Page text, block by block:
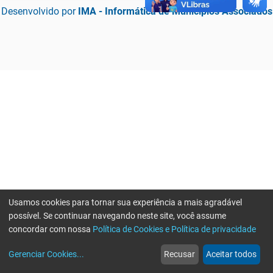
Desenvolvido por IMA - Informática de Municípios Associados
web
Notícias
more_horiz
Mais
Usamos cookies para tornar sua experiência a mais agradável
possível. Se continuar navegando neste site, você assume
concordar com nossa Política de Cookies e Política de privacidade
Gerenciar Cookies... Recusar Aceitar todos
Erro ao enviar informações, por favor tente novamente